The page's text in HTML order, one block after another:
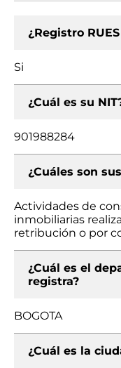
¿Registro
Si
¿Cuál es su
901988284
¿Cuáles son
Actividades de
inmobiliarias
retribución o por
¿Cuál es el
registra?
BOGOTA
¿Cuál es la